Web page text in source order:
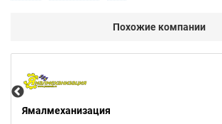
Похожие компании
Ямалмеханизация